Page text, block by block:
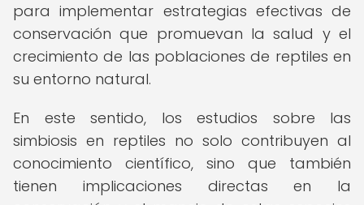
para implementar estrategias efectivas de
conservación que promuevan la salud y el
crecimiento de las poblaciones de reptiles en
su entorno natural.
En este sentido, los estudios sobre las
simbiosis en reptiles no solo contribuyen al
conocimiento científico, sino que también
tienen implicaciones directas en la